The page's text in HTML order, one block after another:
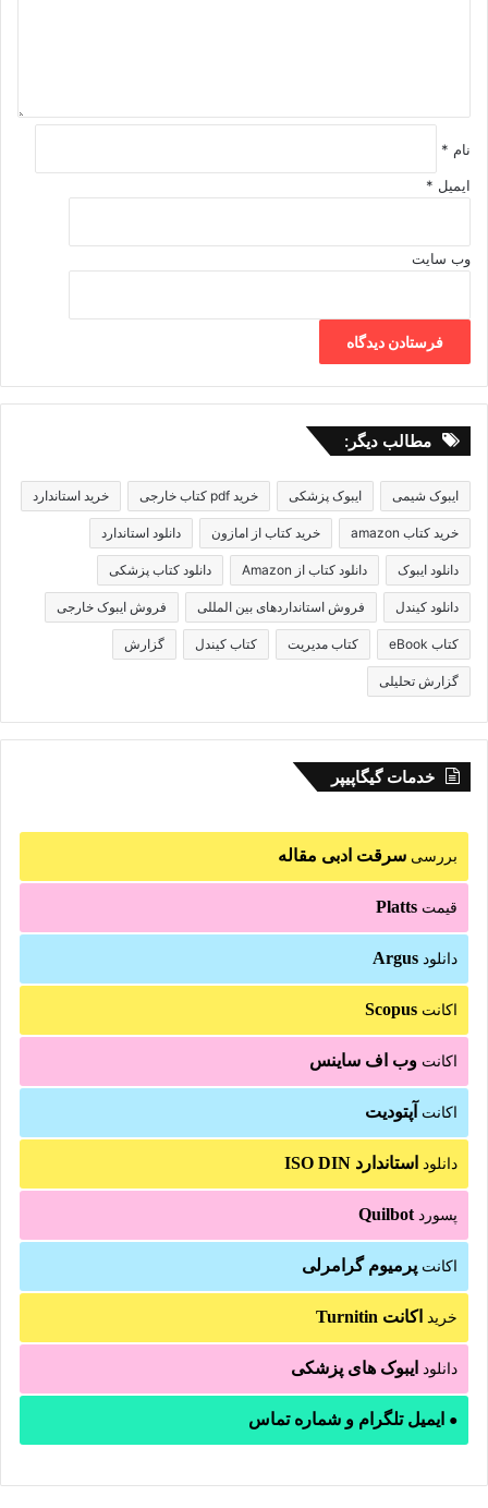
نام *
ایمیل *
وب‌ سایت
مطالب دیگر:
ایبوک شیمی ایبوک پزشکی خرید pdf کتاب خارجی خرید استاندارد
خرید کتاب amazon خرید کتاب از امازون دانلود استاندارد
دانلود ایبوک دانلود کتاب از Amazon دانلود کتاب پزشکی
دانلود کیندل فروش استانداردهای بین المللی فروش ایبوک خارجی
کتاب eBook کتاب مدیریت کتاب کیندل گزارش
گزارش تحلیلی
خدمات گیگاپیپر
بررسی سرقت ادبی مقاله
قیمت Platts
دانلود Argus
اکانت Scopus
اکانت وب اف ساینس
اکانت آپتودیت
دانلود استاندارد ISO DIN
پسوردQuilbot
اکانت پرمیوم گرامرلی
خرید اکانت Turnitin
دانلود ایبوک های پزشکی
● ایمیل تلگرام و شماره تماس